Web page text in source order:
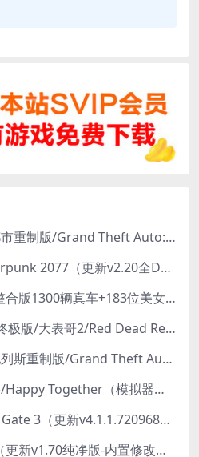
侠盗猎车手：罪恶都市重制版/Grand Theft Auto: Vice City – The Definitive Edition
赛博朋克2077/Cyberpunk 2077（更新v2.20全DLC）
GTA5中国风（1.41整合版1300辆真车+183位美女与英雄+200%存档）
荒野大镖客2：救赎终极版/大表哥2/Red Dead Redemption 2: Ultimate Edition（更新v1491.50终极版）
侠盗猎车手：圣安地列斯重制版/Grand Theft Auto: San Andreas – The Definitive Edition（更新v1.113.49697469）
女神驾到：夏日甜心/Happy Together（模拟器版-升级豪华终极珍藏版+全DLC）
博德之门3/Baldur’s Gate 3（更新v4.1.1.7209685）
侠盗猎车手5/GTA5（更新v1.70纯净版-内置修改器+通关存档）